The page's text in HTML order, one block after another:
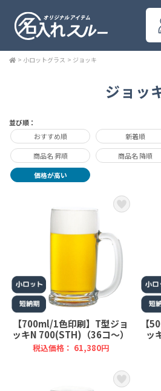
> 小ロットグラス > ジョッキ
ジョッ
並び順：
おすすめ順
新着順
商品名 昇順 商品名 降順
価格が高い
【700ml/1色印刷】T型ジョ
ッキN 700(STH)（36コ～）
税込価格： 61,380円
【
ッ